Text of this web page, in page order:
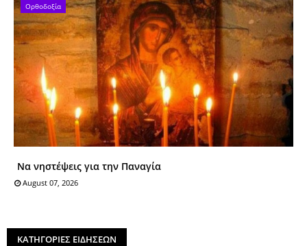
Ορθοδοξία
Να νηστέψεις για την Παναγία
August 07, 2026
ΚΑΤΗΓΟΡΙΕΣ ΕΙΔΗΣΕΩΝ